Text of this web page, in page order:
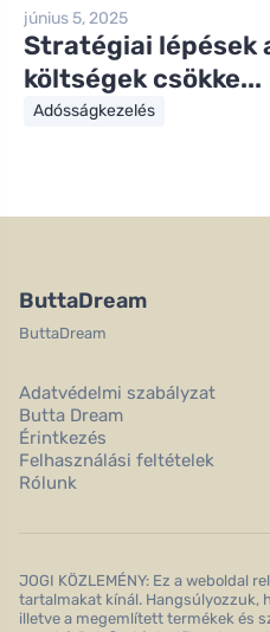
június 5, 2025
Stratégiai lépések
költségek csökke...
Adósságkezelés
ButtaDream
ButtaDream
Adatvédelmi szabályzat
Butta Dream
Érintkezés
Felhasználási feltételek
Rólunk
JOGI KÖZLEMÉNY: Ez a weboldal
tartalmakat kínál. Hangsúlyozzuk,
illetve a megemlített termékek és